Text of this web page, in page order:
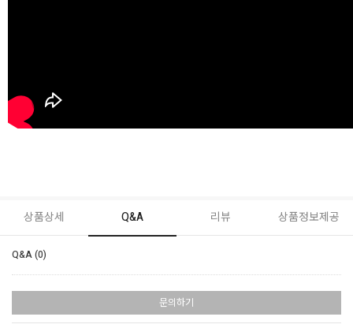
상품상세 Q&A 리뷰 상품정보제공
Q&A (0)
문의하기